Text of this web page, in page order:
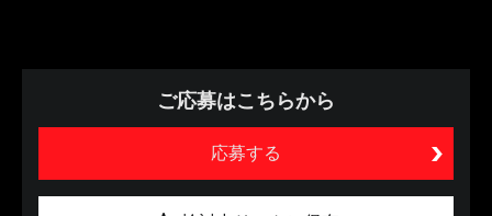
ご応募はこちらから
応募する